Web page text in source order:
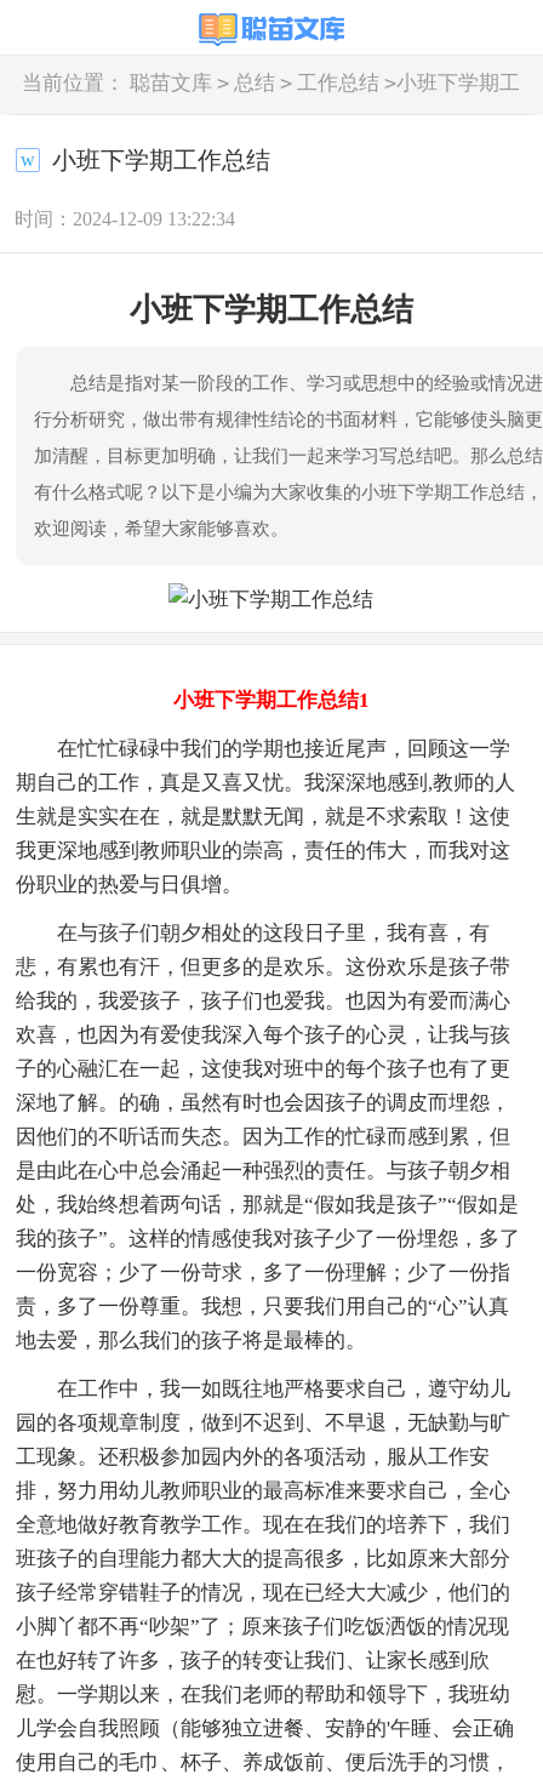
当前位置： 聪苗文库 > 总结 > 工作总结 >小班下学期工
小班下学期工作总结
时间：2024-12-09 13:22:34
小班下学期工作总结
总结是指对某一阶段的工作、学习或思想中的经验或情况进
行分析研究，做出带有规律性结论的书面材料，它能够使头脑更
加清醒，目标更加明确，让我们一起来学习写总结吧。那么总结
有什么格式呢？以下是小编为大家收集的小班下学期工作总结，
欢迎阅读，希望大家能够喜欢。
小班下学期工作总结1
在忙忙碌碌中我们的学期也接近尾声，回顾这一学
期自己的工作，真是又喜又忧。我深深地感到,教师的人
生就是实实在在，就是默默无闻，就是不求索取！这使
我更深地感到教师职业的崇高，责任的伟大，而我对这
份职业的热爱与日俱增。
在与孩子们朝夕相处的这段日子里，我有喜，有
悲，有累也有汗，但更多的是欢乐。这份欢乐是孩子带
给我的，我爱孩子，孩子们也爱我。也因为有爱而满心
欢喜，也因为有爱使我深入每个孩子的心灵，让我与孩
子的心融汇在一起，这使我对班中的每个孩子也有了更
深地了解。的确，虽然有时也会因孩子的调皮而埋怨，
因他们的不听话而失态。因为工作的忙碌而感到累，但
是由此在心中总会涌起一种强烈的责任。与孩子朝夕相
处，我始终想着两句话，那就是“假如我是孩子”“假如是
我的孩子”。这样的情感使我对孩子少了一份埋怨，多了
一份宽容；少了一份苛求，多了一份理解；少了一份指
责，多了一份尊重。我想，只要我们用自己的“心”认真
地去爱，那么我们的孩子将是最棒的。
在工作中，我一如既往地严格要求自己，遵守幼儿
园的各项规章制度，做到不迟到、不早退，无缺勤与旷
工现象。还积极参加园内外的各项活动，服从工作安
排，努力用幼儿教师职业的最高标准来要求自己，全心
全意地做好教育教学工作。现在在我们的培养下，我们
班孩子的自理能力都大大的提高很多，比如原来大部分
孩子经常穿错鞋子的情况，现在已经大大减少，他们的
小脚丫都不再“吵架”了；原来孩子们吃饭洒饭的情况现
在也好转了许多，孩子的转变让我们、让家长感到欣
慰。一学期以来，在我们老师的帮助和领导下，我班幼
儿学会自我照顾（能够独立进餐、安静的'午睡、会正确
使用自己的毛巾、杯子、养成饭前、便后洗手的习惯，